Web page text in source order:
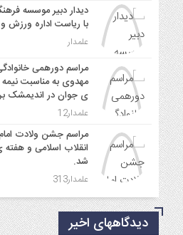
دیدار دبیر موسسه
با ریاست اداره ورزش
علمدار
مراسم دورهمی
مهدوی به مناسبت
ی جوان در اندیمشک
علمدار12
مراسم جشن ولادت
انقلاب اسلامی و
شد.
علمدار313
دیدگاههای اخیر